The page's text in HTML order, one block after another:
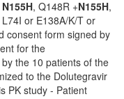
N155H, Q148R +N155H,
or E138A/K/T or
consent form signed by
for the
the 10 patients of the
to the Dolutegravir
PK study - Patient